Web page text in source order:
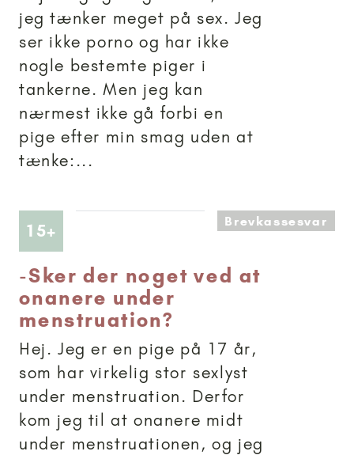
jeg tænker meget på sex. Jeg
ser ikke porno og har ikke
nogle bestemte piger i
tankerne. Men jeg kan
nærmest ikke gå forbi en
pige efter min smag uden at
tænke:...
15+ Artikler anbefalet til 15+Brevkassesvar
-Sker der noget ved at
onanere under
menstruation?
Hej. Jeg er en pige på 17 år,
som har virkelig stor sexlyst
under menstruation. Derfor
kom jeg til at onanere midt
under menstruationen, og jeg